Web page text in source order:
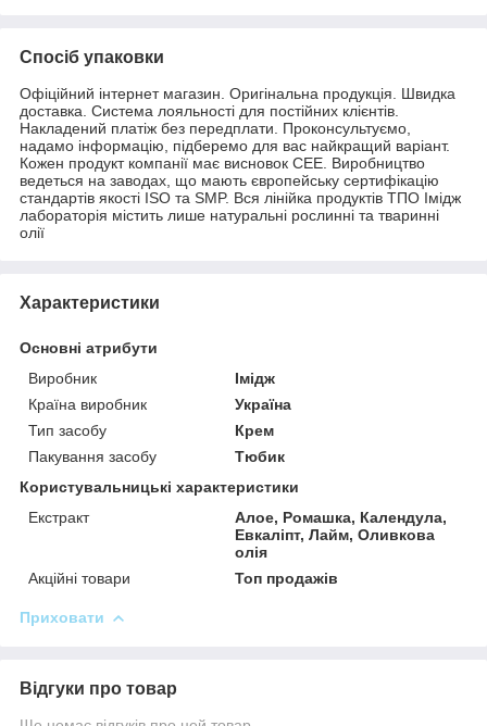
Спосіб упаковки
Офіційний інтернет магазин. Оригінальна продукція. Швидка
доставка. Система лояльності для постійних клієнтів.
Накладений платіж без передплати. Проконсультуємо,
надамо інформацію, підберемо для вас найкращий варіант.
Кожен продукт компанії має висновок СЕЕ. Виробництво
ведеться на заводах, що мають європейську сертифікацію
стандартів якості ISO та SMP. Вся лінійка продуктів ТПО Імідж
лабораторія містить лише натуральні рослинні та тваринні
олії
Характеристики
Основні атрибути
Виробник
Імідж
Країна виробник
Україна
Тип засобу
Крем
Пакування засобу
Тюбик
Користувальницькі характеристики
Екстракт
Алое, Ромашка, Календула,
Евкаліпт, Лайм, Оливкова
олія
Акційні товари
Топ продажів
Приховати
Відгуки про товар